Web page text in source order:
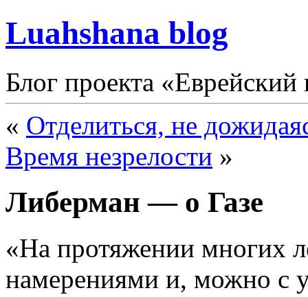
Luahshana blog
Блог проекта «Еврейский
« Отделиться, не
Время незрелости »
Либерман — о Газе
«На протяжении многих
намерениями и, можно с